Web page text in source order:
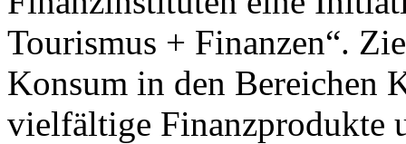
Tourismus + Finanzen“.
Konsum in den Bereichen
vielfältige Finanzprodukte